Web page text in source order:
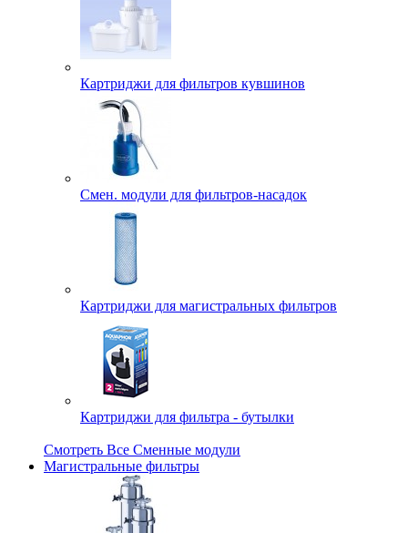
Картриджи для фильтров кувшинов
Смен. модули для фильтров-насадок
Картриджи для магистральных фильтров
Картриджи для фильтра - бутылки
Смотреть Все Сменные модули
Магистральные фильтры